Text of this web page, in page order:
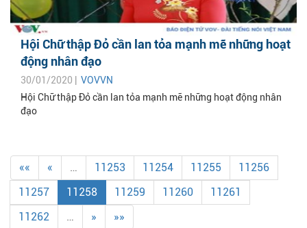
Hội Chữ thập Đỏ cần lan tỏa mạnh mẽ những hoạt
động nhân đạo
30/01/2020 | VOVVN
Hội Chữ thập Đỏ cần lan tỏa mạnh mẽ những hoạt động nhân
đạo
«« « … 11253 11254 11255
11256
11257
11258 11259 11260
11261
11262
… » »»